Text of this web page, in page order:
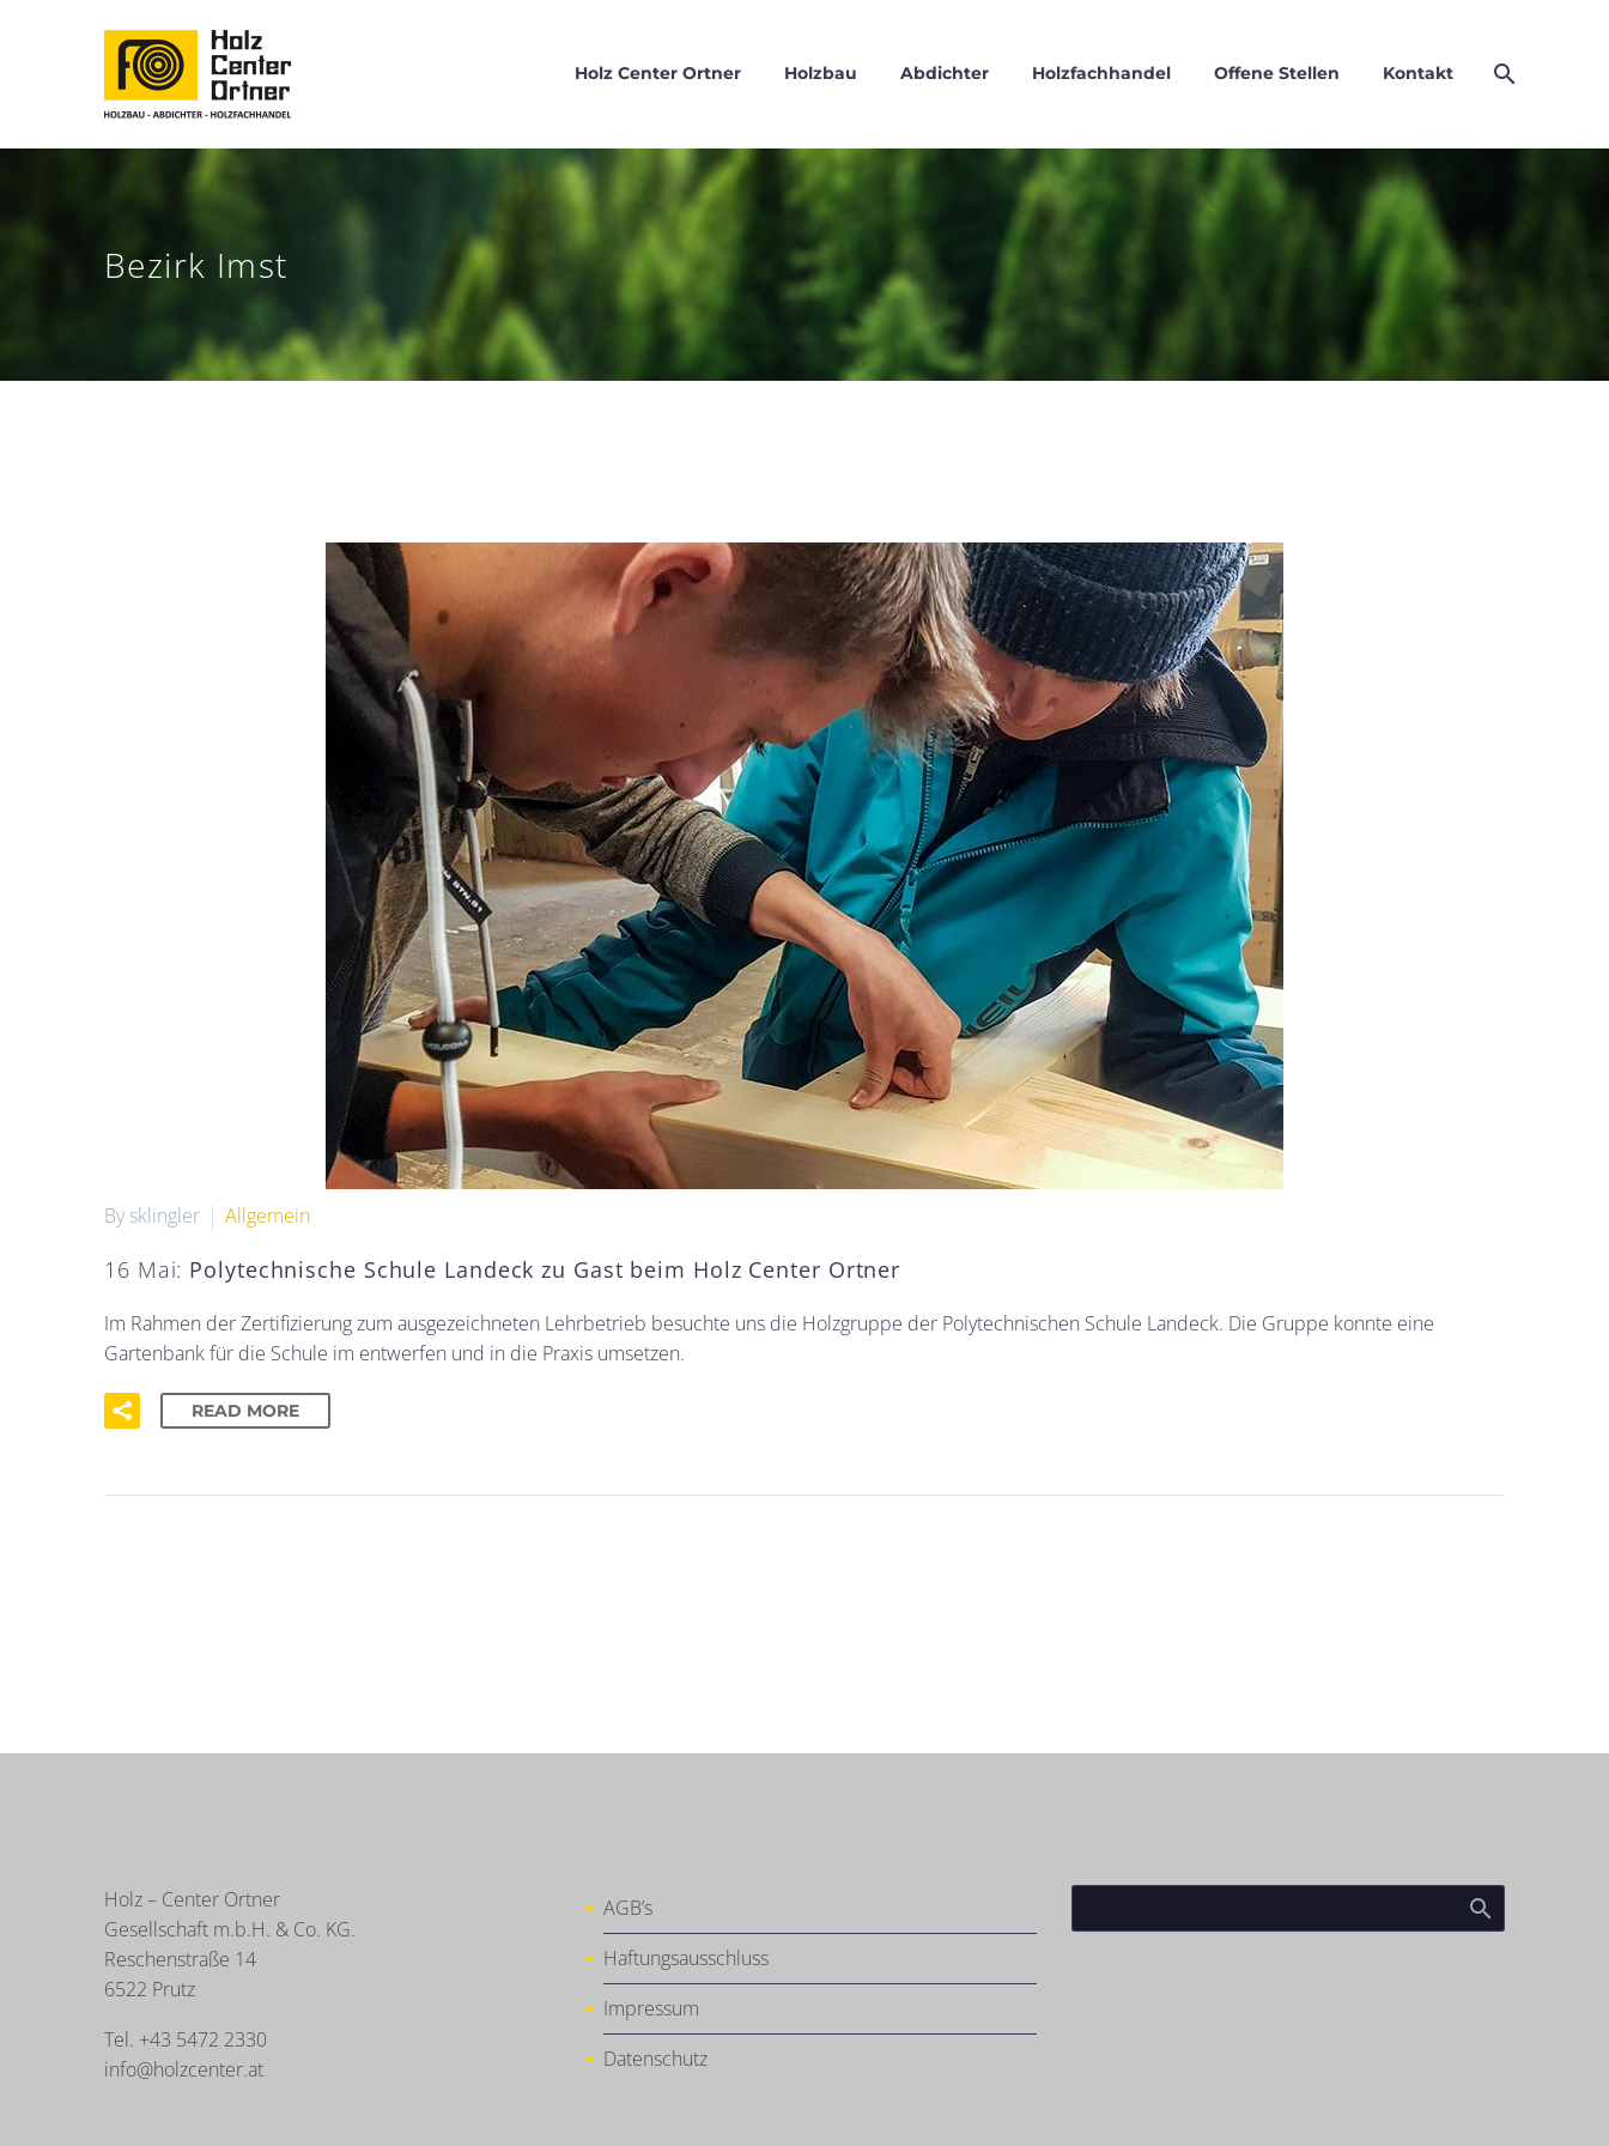
Holz Center Ortner Holzbau Abdichter Holzfachhandel Offene Stellen Kontakt
Bezirk Imst
By sklingler Allgemein
16 Mai: Polytechnische Schule Landeck zu Gast beim Holz Center Ortner
Im Rahmen der Zertifizierung zum ausgezeichneten Lehrbetrieb besuchte uns die Holzgruppe der Polytechnischen Schule Landeck. Die Gruppe konnte eine
Gartenbank für die Schule im entwerfen und in die Praxis umsetzen.
READ MORE
Holz – Center Ortner
Gesellschaft m.b.H. & Co. KG.
Reschenstraße 14
6522 Prutz
Tel. +43 5472 2330
info@holzcenter.at
AGB’s
Haftungsausschluss
Impressum
Datenschutz